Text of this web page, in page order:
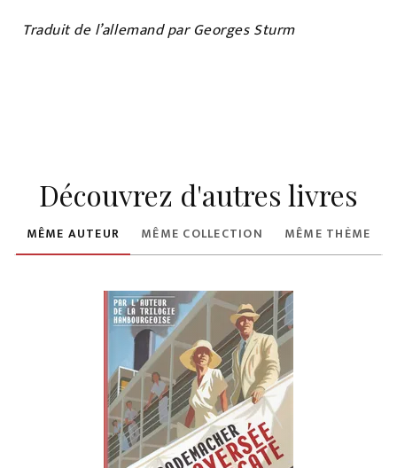
Traduit de l’allemand par Georges Sturm
Découvrez d'autres livres
MÊME AUTEUR MÊME COLLECTION MÊME THÈME